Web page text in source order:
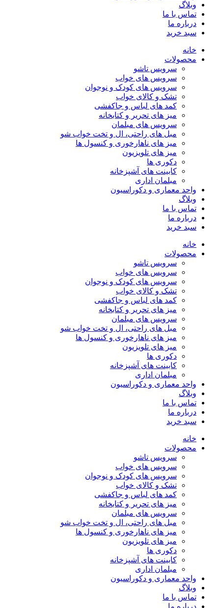
وبلاگ
تماس با ما
درباره ما
سبد خرید
خانه
محصولات
سرویس تاشو
سرویس های خواب
سرویس های کودک و نوجوان
تشک و کالای خواب
کمد های لباس و جاکفشی
میز های تحریر و کتابخانه
سرویس های مبلمان
مبل های راحتی، ال و تخت خواب شو
میز های ناهارخوری و کنسول ها
میز های تلویزیون
دکوری ها
کابینت های آشپزخانه
مبلمان اداری
واحد معماری و دکوراسیون
وبلاگ
تماس با ما
درباره ما
سبد خرید
خانه
محصولات
سرویس تاشو
سرویس های خواب
سرویس های کودک و نوجوان
تشک و کالای خواب
کمد های لباس و جاکفشی
میز های تحریر و کتابخانه
سرویس های مبلمان
مبل های راحتی، ال و تخت خواب شو
میز های ناهارخوری و کنسول ها
میز های تلویزیون
دکوری ها
کابینت های آشپزخانه
مبلمان اداری
واحد معماری و دکوراسیون
وبلاگ
تماس با ما
درباره ما
سبد خرید
خانه
محصولات
سرویس تاشو
سرویس های خواب
سرویس های کودک و نوجوان
تشک و کالای خواب
کمد های لباس و جاکفشی
میز های تحریر و کتابخانه
سرویس های مبلمان
مبل های راحتی، ال و تخت خواب شو
میز های ناهارخوری و کنسول ها
میز های تلویزیون
دکوری ها
کابینت های آشپزخانه
مبلمان اداری
واحد معماری و دکوراسیون
وبلاگ
تماس با ما
درباره ما